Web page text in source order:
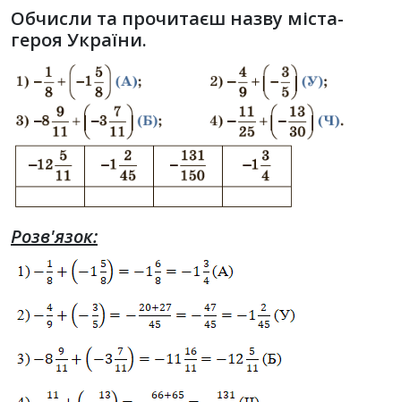
Обчисли та прочитаєш назву міста-
героя України.
Розв'язок: